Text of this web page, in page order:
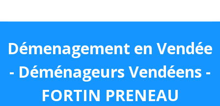
Démenagement en Vendée
- Déménageurs Vendéens -
FORTIN PRENEAU